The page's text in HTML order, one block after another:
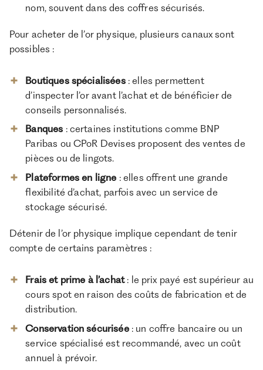
nom, souvent dans des coffres sécurisés.
Pour acheter de l’or physique, plusieurs canaux sont
possibles :
Boutiques spécialisées: elles permettent
d’inspecter l’or avant l’achat et de bénéficier de
conseils personnalisés.
Banques : certaines institutions comme BNP
Paribas ou CPoR Devises proposent des ventes de
pièces ou de lingots.
Plateformes en ligne : elles offrent une grande
flexibilité d’achat, parfois avec un service de
stockage sécurisé.
Détenir de l’or physique implique cependant de tenir
compte de certains paramètres :
Frais et prime à l’achat: le prix payé est supérieur au
cours spot en raison des coûts de fabrication et de
distribution.
Conservation sécurisée: un coffre bancaire ou un
service spécialisé est recommandé, avec un coût
annuel à prévoir.